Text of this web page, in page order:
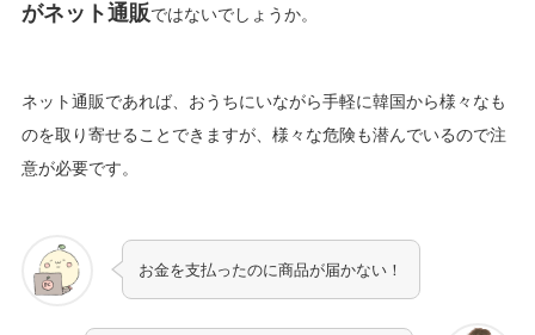
がネット通販ではないでしょうか。
ネット通販であれば、おうちにいながら手軽に韓国から様々なも
のを取り寄せることできますが、様々な危険も潜んでいるので注
意が必要です。
お金を支払ったのに商品が届かない！